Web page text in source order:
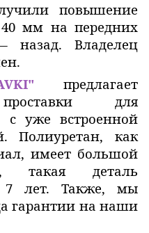
повышение
мм на передних
Владелец
предлагает
для
с уже встроенной
Полиуретан, как
имеет большой
такая деталь
лет. Также, мы
гарантии на наши